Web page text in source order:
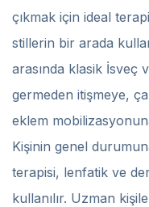
çıkmak için ideal
stillerin bir arada
arasında klasik İsveç
germeden itişmeye,
eklem
Kişinin genel
terapisi, lenfatik ve
kullanılır. Uzman